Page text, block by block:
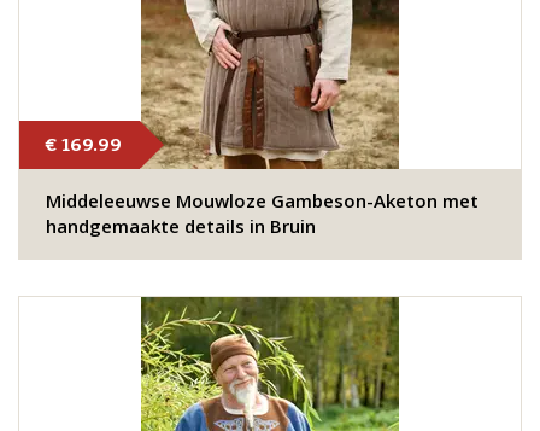
€ 169.99
Middeleeuwse Mouwloze Gambeson-Aketon met
handgemaakte details in Bruin